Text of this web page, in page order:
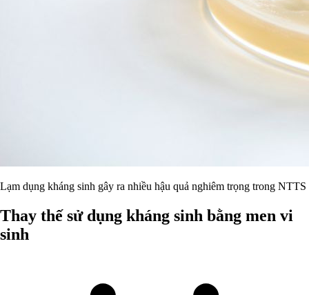
Lạm dụng kháng sinh gây ra nhiều hậu quả nghiêm trọng trong NTTS
Thay thế sử dụng kháng sinh bằng men vi
sinh